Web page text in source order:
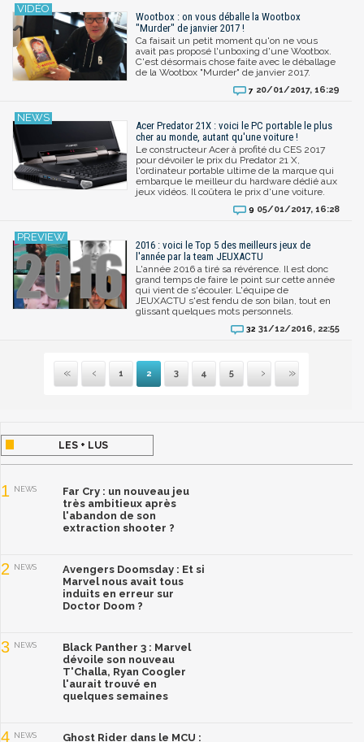
Wootbox : on vous déballe la Wootbox
"Murder" de janvier 2017 !
Ca faisait un petit moment qu'on ne vous
avait pas proposé l'unboxing d'une Wootbox.
C'est désormais chose faite avec le déballage
de la Wootbox "Murder" de janvier 2017.
7 20/01/2017, 16:29
Acer Predator 21X : voici le PC portable le plus
cher au monde, autant qu'une voiture !
Le constructeur Acer à profité du CES 2017
pour dévoiler le prix du Predator 21 X,
l'ordinateur portable ultime de la marque qui
embarque le meilleur du hardware dédié aux
jeux vidéos. Il coûtera le prix d'une voiture.
9 05/01/2017, 16:28
2016 : voici le Top 5 des meilleurs jeux de
l'année par la team JEUXACTU
L'année 2016 a tiré sa révérence. Il est donc
grand temps de faire le point sur cette année
qui vient de s'écouler. L'équipe de
JEUXACTU s'est fendu de son bilan, tout en
glissant quelques mots personnels.
32 31/12/2016, 22:55
Première
Précédente
1 2 3 4 5
Suivante
Dernière
LES + LUS
1 NEWS
Far Cry : un nouveau jeu
très ambitieux après
l'abandon de son
extraction shooter ?
2 NEWS
Avengers Doomsday : Et si
Marvel nous avait tous
induits en erreur sur
Doctor Doom ?
3 NEWS
Black Panther 3 : Marvel
dévoile son nouveau
T'Challa, Ryan Coogler
l'aurait trouvé en
quelques semaines
4 NEWS
Ghost Rider dans le MCU :